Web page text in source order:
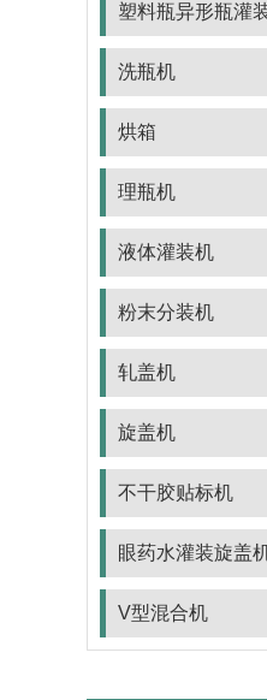
塑料瓶异形瓶灌
线
洗瓶机
烘箱
理瓶机
液体灌装机
粉末分装机
轧盖机
旋盖机
不干胶贴标机
眼药水灌装旋盖
V型混合机